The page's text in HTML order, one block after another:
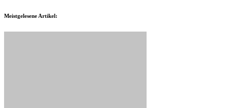
Meistgelesene Artikel: